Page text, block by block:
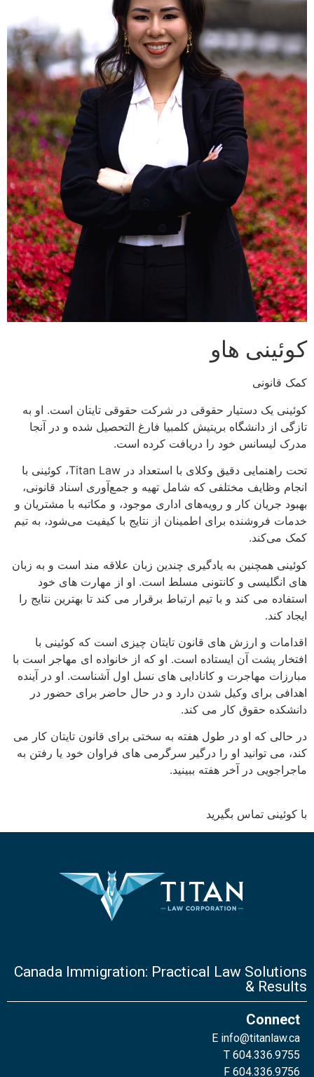
کوئینی هاو
کمک قانونی
کوئینی یک دستیار حقوقی در شرکت حقوقی تایتان است. او به
تازگی از دانشگاه بریتیش کلمبیا فارغ التحصیل شده و در آنجا
مدرک لیسانس خود را دریافت کرده است.
تحت راهنمایی دقیق وکلای با استعداد در Titan Law، کوئینی با
انجام وظایف مختلفی که شامل تهیه و جمع‌آوری اسناد قانونی،
بهبود جریان کار و رویه‌های اداری موجود، و مکاتبه با مشتریان و
خدمات فروشنده برای اطمینان از نتایج با کیفیت می‌شود، به تیم
کمک می‌کند.
کوئینی همچنین به یادگیری چندین زبان علاقه مند است و به زبان
های انگلیسی و کانتونی مسلط است. او از مهارت های خود
استفاده می کند و با تیم ارتباط برقرار می کند تا بهترین نتایج را
ایجاد کند.
اقدامات و ارزش های قانون تایتان چیزی است که کوئینی با
افتخار پشت آن ایستاده است. او که از خانواده ای مهاجر است با
مبارزات مهاجرت و کانادایی های نسل اول آشناست. او در آینده
اهدافی برای وکیل شدن دارد و در حال حاضر برای حضور در
دانشکده حقوق کار می کند.
در حالی که او در طول هفته به سختی برای قانون تایتان کار می
کند، می توانید او را درگیر سرگرمی های فراوان خود یا رفتن به
ماجراجویی در آخر هفته ببینید.
با کوئینی تماس بگیرید
Canada Immigration: Practical Law Solutions
& Results
Connect
E info@titanlaw.ca
T 604.336.9755
F 604.336.9756